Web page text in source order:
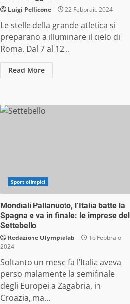
Luigi Pellicone 22 Febbraio 2024
Le stelle della grande atletica si
preparano a illuminare il cielo di
Roma. Dal 7 al 12...
Read More
Sport olimpici
Mondiali Pallanuoto, l’Italia batte la
Spagna e va in finale: le imprese del
Settebello
Redazione Olympialab
16 Febbraio
2024
Soltanto un mese fa l’Italia aveva
perso malamente la semifinale
degli Europei a Zagabria, in
Croazia, ma...